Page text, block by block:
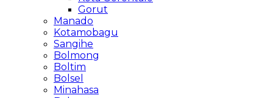
Gorut
Manado
Kotamobagu
Sangihe
Bolmong
Boltim
Bolsel
Minahasa